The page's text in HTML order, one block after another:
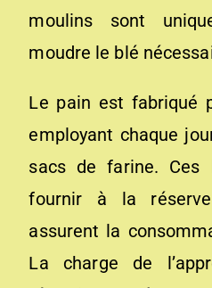
moulins sont
moudre le blé
Le pain est fabriqué
employant chaque
sacs de farine. Ces
fournir à la
assurent la
La charge de